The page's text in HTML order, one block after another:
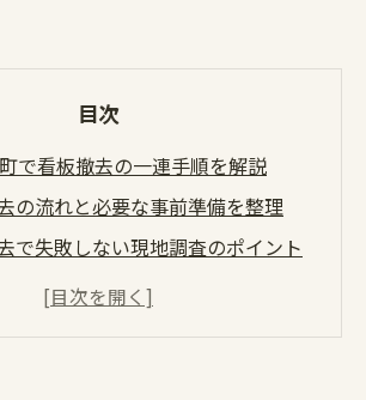
目次
で看板撤去の一連手順を解説
の流れと必要な事前準備を整理
で失敗しない現地調査のポイント
板撤去作業の段取りと注意点